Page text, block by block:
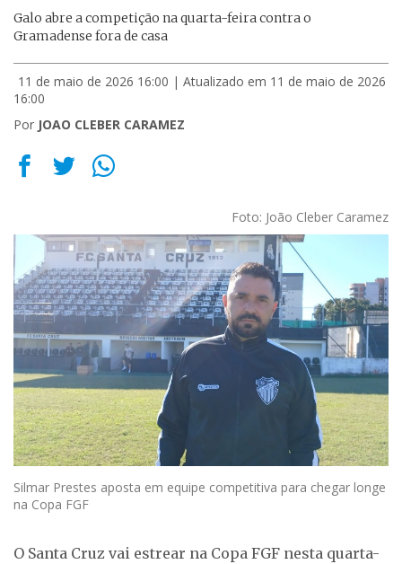
Galo abre a competição na quarta-feira contra o
Gramadense fora de casa
11 de maio de 2026 16:00 | Atualizado em 11 de maio de 2026
16:00
Por JOAO CLEBER CARAMEZ
Foto: João Cleber Caramez
Silmar Prestes aposta em equipe competitiva para chegar longe
na Copa FGF
O Santa Cruz vai estrear na Copa FGF nesta quarta-